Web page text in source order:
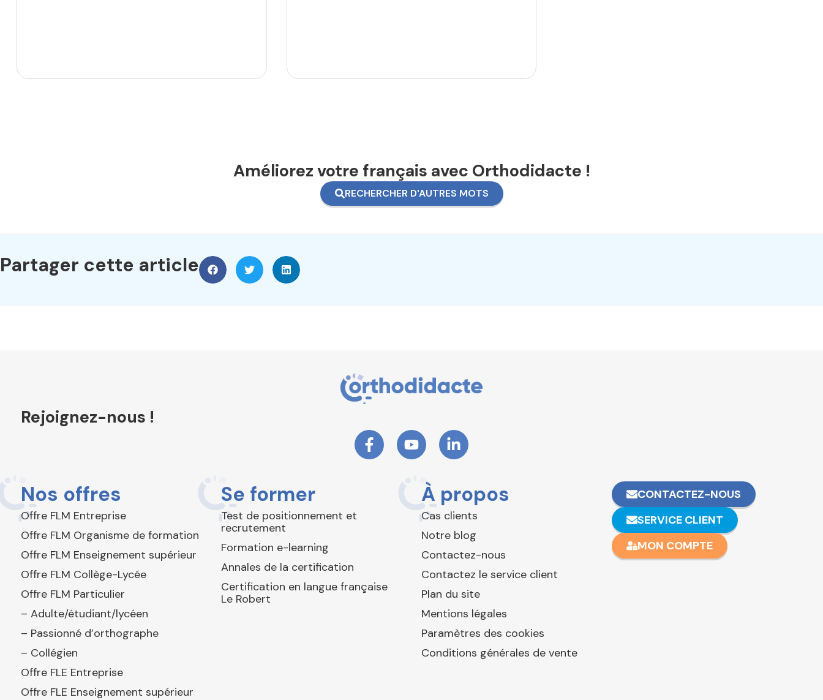
Améliorez votre français avec Orthodidacte !
RECHERCHER D'AUTRES MOTS
Partager cette article
Rejoignez-nous !
Nos offres
Offre FLM Entreprise
Offre FLM Organisme de formation
Offre FLM Enseignement supérieur
Offre FLM Collège-Lycée
Offre FLM Particulier
– Adulte/étudiant/lycéen
– Passionné d’orthographe
– Collégien
Offre FLE Entreprise
Offre FLE Enseignement supérieur
Se former
Test de positionnement et
recrutement
Formation e-learning
Annales de la certification
Certification en langue française
Le Robert
À propos
Cas clients
Notre blog
Contactez-nous
Contactez le service client
Plan du site
Mentions légales
Paramètres des cookies
Conditions générales de vente
CONTACTEZ-NOUS
SERVICE CLIENT
MON COMPTE